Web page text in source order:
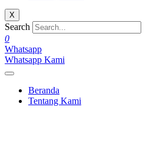
X
Search
0
Whatsapp
Whatsapp Kami
Beranda
Tentang Kami